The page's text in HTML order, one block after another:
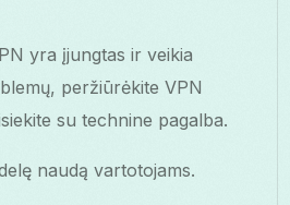
yra įjungtas ir veikia
peržiūrėkite VPN
su technine pagalba.
naudą vartotojams.